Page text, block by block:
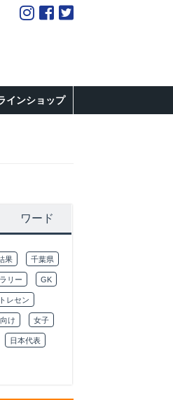
インショップ
ワード
果 千葉県
リー GK
トレセン
け 女子
日本代表